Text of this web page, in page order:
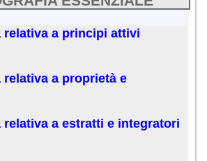
relativa a principi attivi
a proprietà e
a estratti e integratori